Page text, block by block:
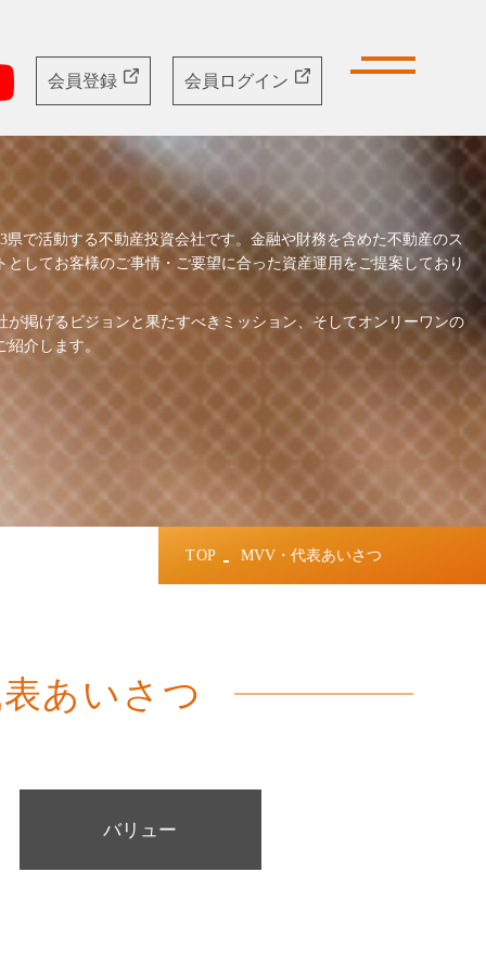
会員登録 会員 ログイン
県で活動する不動産投資会社です。金融や財務を含めた不動産のス
としてお客様のご事情・ご要望に合った資産運用をご提案しており
が掲げるビジョンと果たすべきミッション、そしてオンリーワンの
紹介します。
TOP MVV・代表あいさつ
あいさつ
バリュー